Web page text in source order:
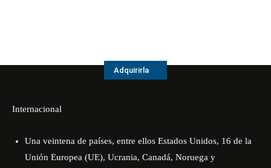
Adquirirla
Internacional
Una veintena de países, entre ellos Estados Unidos, 16 de la
Unión Europea (UE), Ucrania, Canadá, Noruega y